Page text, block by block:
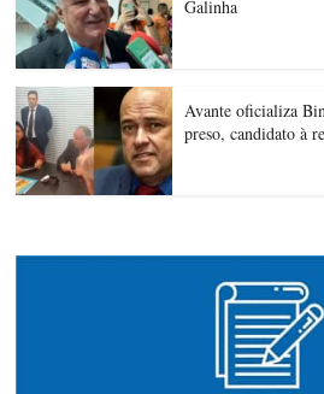
Galinha
Avante oficializa
preso, candidato à